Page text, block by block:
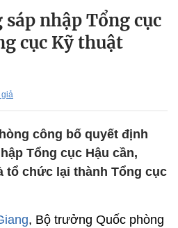
sáp nhập Tổng cục
cục Kỹ thuật
giả
công bố quyết định
Tổng cục Hậu cần,
tổ chức lại thành Tổng cục
, Bộ trưởng Quốc phòng